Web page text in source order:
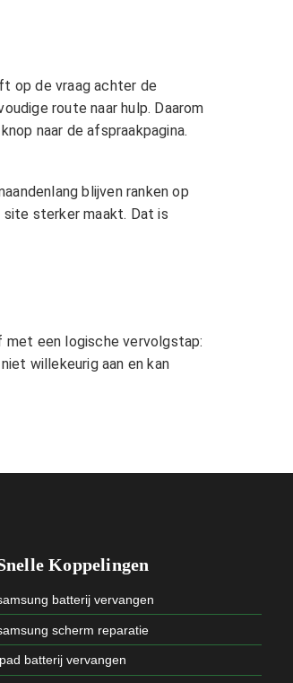
op de vraag achter de
route naar hulp. Daarom
naar de afspraakpagina.
blijven ranken op
sterker maakt. Dat is
met een logische vervolgstap:
willekeurig aan en kan
Koppelingen
batterij vervangen
scherm reparatie
batterij vervangen